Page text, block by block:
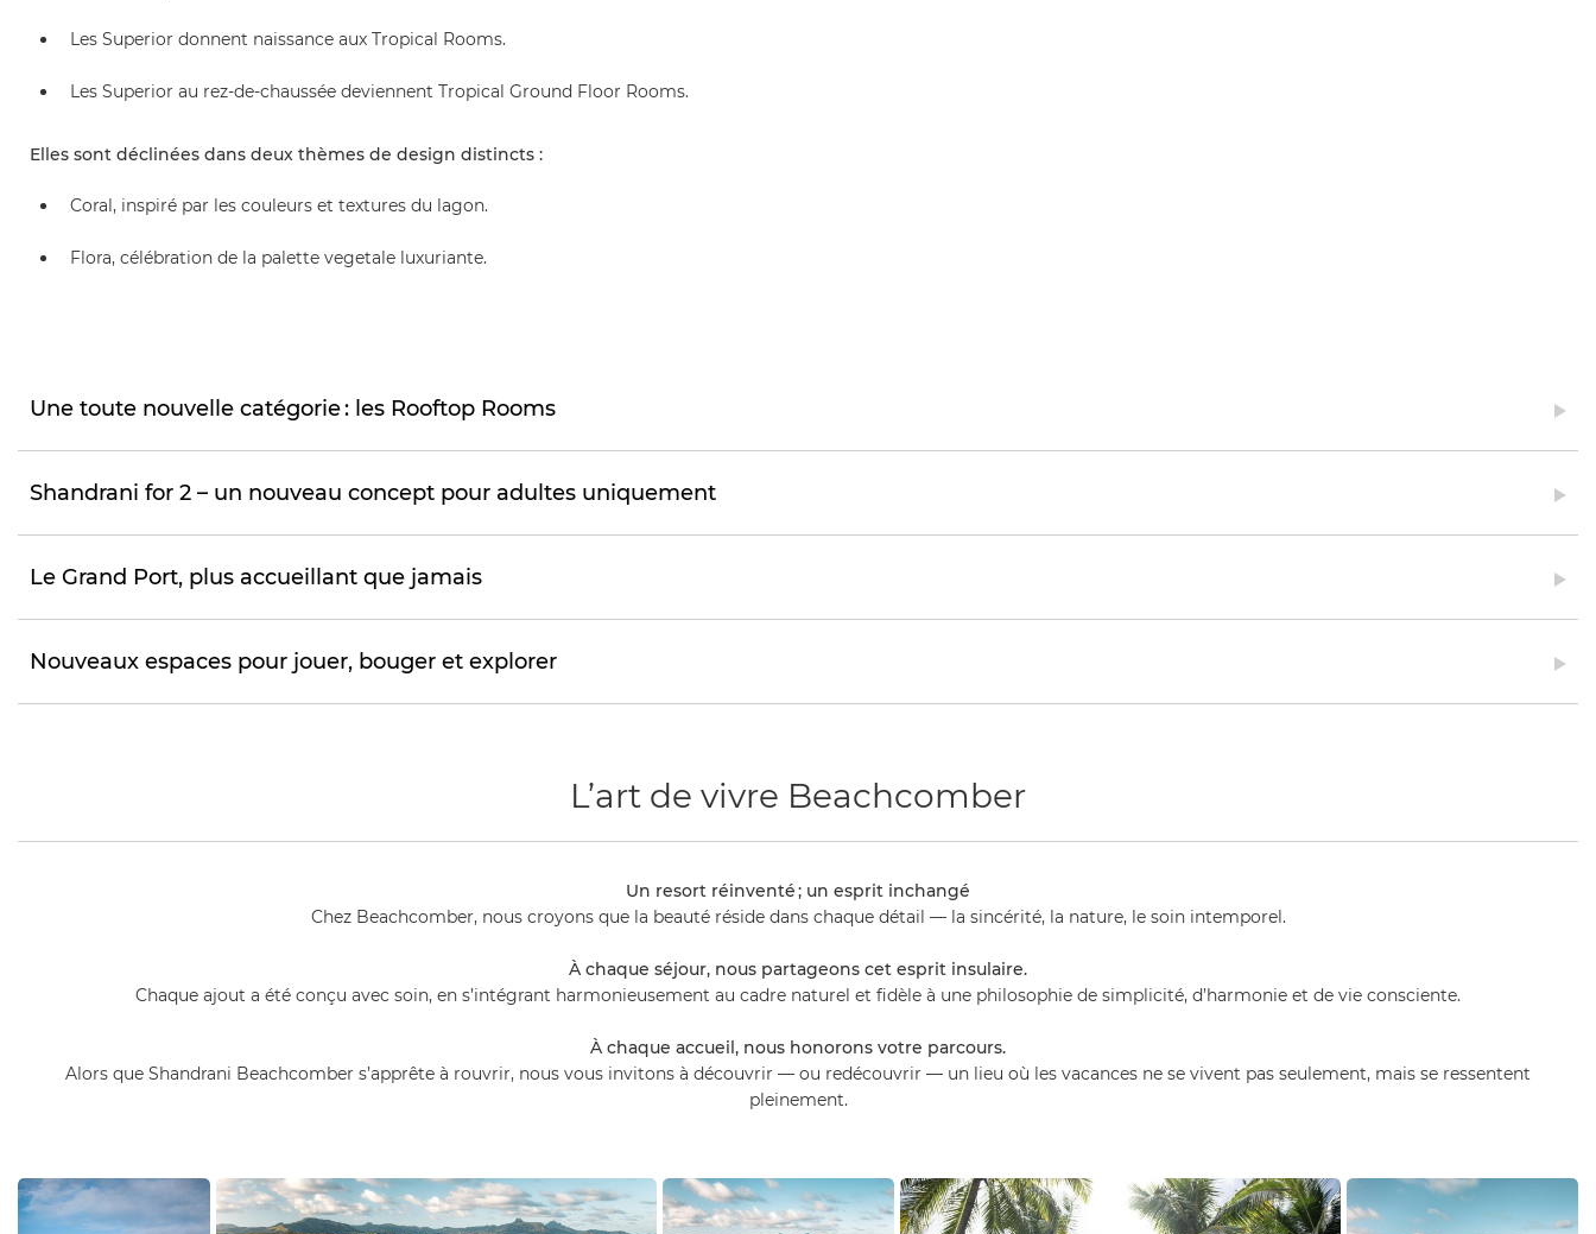
Les Superior donnent naissance aux Tropical Rooms.
Les Superior au rez-de-chaussée deviennent Tropical Ground Floor Rooms.
Elles sont déclinées dans deux thèmes de design distincts :
Coral, inspiré par les couleurs et textures du lagon.
Flora, célébration de la palette vegetale luxuriante.
Une toute nouvelle catégorie : les Rooftop Rooms
Shandrani for 2 – un nouveau concept pour adultes uniquement
Le Grand Port, plus accueillant que jamais
Nouveaux espaces pour jouer, bouger et explorer
L’art de vivre Beachcomber
Un resort réinventé ; un esprit inchangé
Chez Beachcomber, nous croyons que la beauté réside dans chaque détail — la sincérité, la nature, le soin intemporel.
À chaque séjour, nous partageons cet esprit insulaire.
Chaque ajout a été conçu avec soin, en s’intégrant harmonieusement au cadre naturel et fidèle à une philosophie de simplicité, d’harmonie et de vie consciente.
À chaque accueil, nous honorons votre parcours.
Alors que Shandrani Beachcomber s’apprête à rouvrir, nous vous invitons à découvrir — ou redécouvrir — un lieu où les vacances ne se vivent pas seulement, mais se ressentent
pleinement.